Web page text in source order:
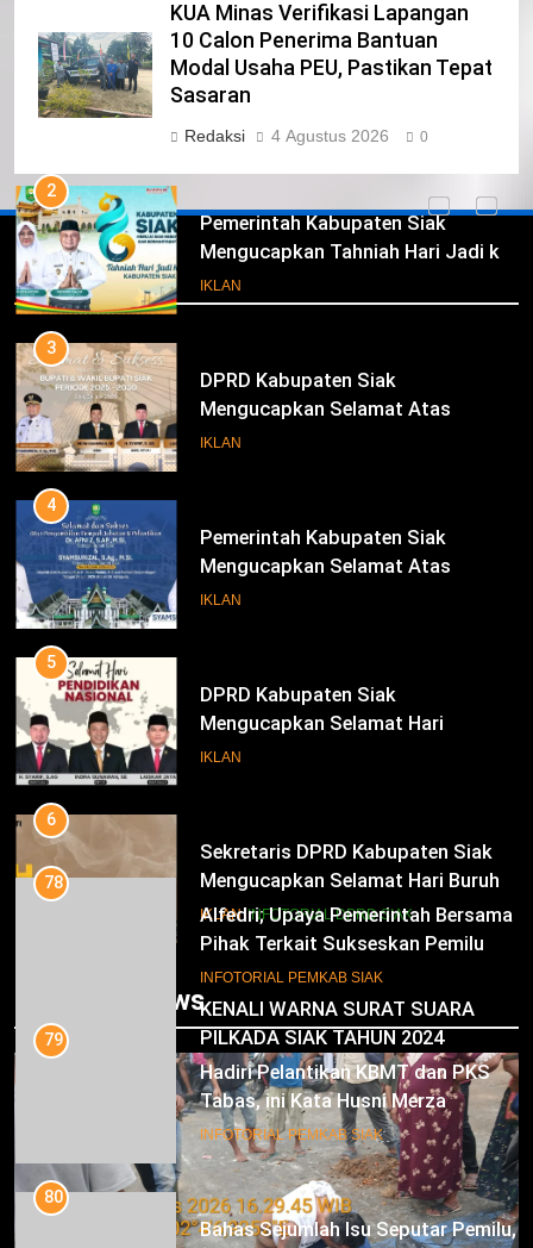
KUA Minas Verifikasi Lapangan
10 Calon Penerima Bantuan
Modal Usaha PEU, Pastikan Tepat
Sasaran
Redaksi 4 Agustus 2026 0
Iklan
1
Pimpinan Beserta Anggota DPRD
Kabupaten Siak Mengucapkan
IKLAN
2
Pemerintah Kabupaten Siak
Mengucapkan Tahniah Hari Jadi ke-
26 Kabupaten Siak
IKLAN
3
DPRD Kabupaten Siak
Mengucapkan Selamat Atas
Pengambilan Sumpah Jabatan
IKLAN
4
Pemerintah Kabupaten Siak
Mengucapkan Selamat Atas
Pengambilan Sumpah Jabatan
IKLAN
5
DPRD Kabupaten Siak
Mengucapkan Selamat Hari
Pendidikan Nasional
IKLAN
6
Sekretaris DPRD Kabupaten Siak
Mengucapkan Selamat Hari Buruh
IKLAN INFOTORIAL DPRD SIAK
KENALI WARNA SURAT SUARA
PILKADA SIAK TAHUN 2024
IKLAN
Mari Sukseskan Pilkada Serentak
Tahun 2024
IKLAN
Trending News
78
Alfedri; Upaya Pemerintah Bersama
Pihak Terkait Sukseskan Pemilu
2024
INFOTORIAL PEMKAB SIAK
79
Hadiri Pelantikan KBMT dan PKS
Tabas, ini Kata Husni Merza
INFOTORIAL PEMKAB SIAK
80
Bahas Sejumlah Isu Seputar Pemilu,